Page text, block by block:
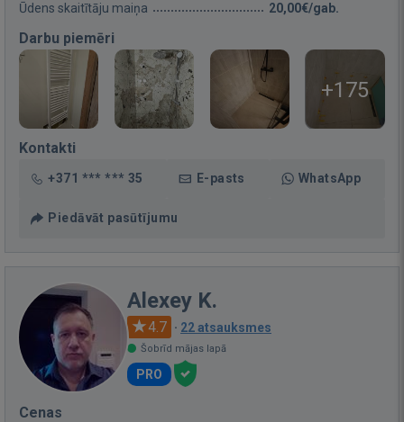
Ūdens skaitītāju maiņa 20,00€/gab.
Darbu piemēri
+175
Kontakti
+371 *** *** 35 E-pasts WhatsApp
Piedāvāt pasūtījumu
Alexey K.
4.7 · 22 atsauksmes
Šobrīd mājas lapā
PRO
Cenas